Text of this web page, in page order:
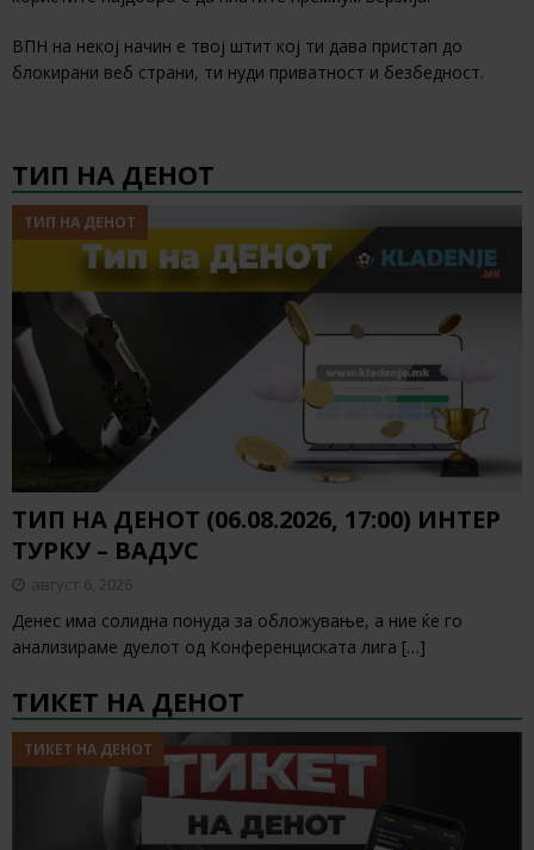
ВПН на некој начин е твој штит кој ти дава пристап до
блокирани веб страни, ти нуди приватност и безбедност.
ТИП НА ДЕНОТ
ТИП НА ДЕНОТ
ТИП НА ДЕНОТ (06.08.2026, 17:00) ИНТЕР
ТУРКУ – ВАДУС
август 6, 2026
Денес има солидна понуда за обложување, а ние ќе го
анализираме дуелот од Конференциската лига […]
ТИКЕТ НА ДЕНОТ
ТИКЕТ НА ДЕНОТ